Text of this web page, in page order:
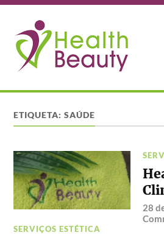
ETIQUETA:SAÚDE
SERVIÇOS ESTÉTICA
28